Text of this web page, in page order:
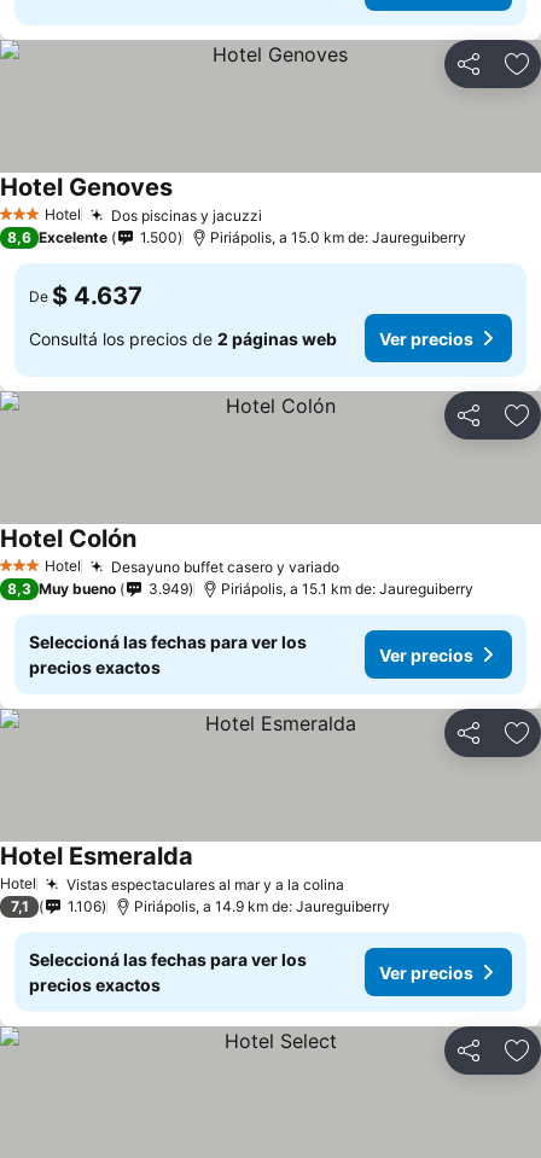
Compartir
3 Estrellas
Hotel Dos piscinas y jacuzzi
Hotel Genoves
8,6 Excelente 1.500 Piriápolis, a 15.0 km de: Jaureguiberry
De $ 4.637
Consultá los precios de 2 páginas web Ver precios
Compartir
3 Estrellas
Hotel Desayuno buffet casero y variado
Hotel Colón
8,3 Muy bueno 3.949 Piriápolis, a 15.1 km de: Jaureguiberry
Seleccioná las fechas para ver los
precios exactos
Ver precios
Compartir
Hotel Vistas espectaculares al mar y a la colina
Hotel Esmeralda
7,1 1.106 Piriápolis, a 14.9 km de: Jaureguiberry
Seleccioná las fechas para ver los
precios exactos
Ver precios
Compartir